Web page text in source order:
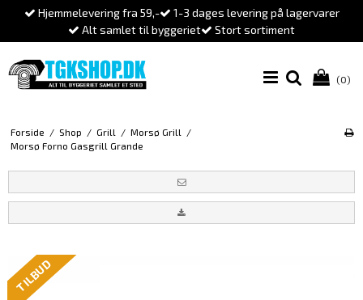
Hjemmelevering fra 59,-
1-3 dages levering på lagervarer
Alt samlet til byggeriet
Stort sortiment
(0)
Forside / Shop / Grill / Morsø Grill
/
Morsø Forno Gasgrill Grande
TILBUD